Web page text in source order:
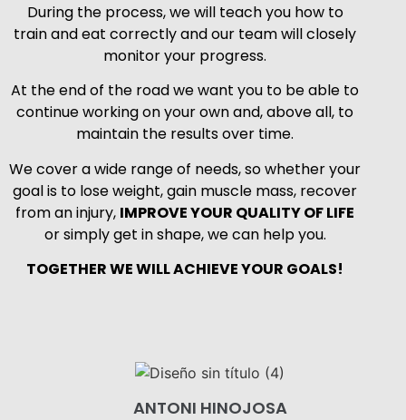
During the process, we will teach you how to
train and eat correctly and our team will closely
monitor your progress.
At the end of the road we want you to be able to
continue working on your own and, above all, to
maintain the results over time.
We cover a wide range of needs, so whether your
goal is to lose weight, gain muscle mass, recover
from an injury, IMPROVE YOUR QUALITY OF LIFE
or simply get in shape, we can help you.
TOGETHER WE WILL ACHIEVE YOUR GOALS!
ANTONI HINOJOSA